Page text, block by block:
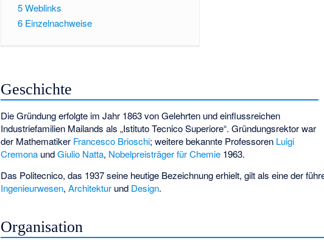
5Weblinks
6 Einzelnachweise
Geschichte
Die Gründung erfolgte im Jahr 1863 von Gelehrten und einflussreichen
Industriefamilien Mailands als „Istituto Tecnico Superiore“. Gründungsrektor war
der Mathematiker Francesco Brioschi; weitere bekannte Professoren Luigi
Cremona undGiulio Natta, Nobelpreisträger für Chemie 1963.
Das Politecnico, das 1937 seine heutige Bezeichnung erhielt, gilt als eine der
Ingenieurwesen,Architektur und Design.
Organisation